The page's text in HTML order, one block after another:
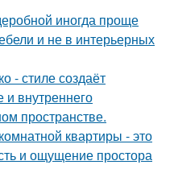
иногда проще
и не в интерьерных
- стиле создаёт
внутреннего
пространстве.
квартиры - это
и ощущение простора